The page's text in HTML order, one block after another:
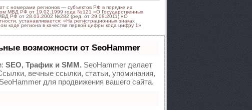
с номерами регионов — субъектов РФ в порядке их
МВД РФ от 19.02.1999 года №121 «О Государственных
РФ от 28.03.2002 №282 (ред. от 29.08.2011) «О
устанавливается: «На регистрационных знаках
коде региона в качестве первой цифры кода цифру 1»
возможности от SeoHammer
SEO, Трафик и SMM. SeoHammer делает
вечные ссылки, статьи, упоминания,
для продвижения вашего сайта.